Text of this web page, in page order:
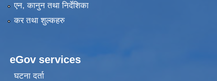
एन, कानुन तथा निर्देशिका
कर तथा शुल्कहरु
eGov services
घटना दर्ता